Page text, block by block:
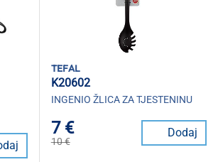
tefal
K20602
INGENIO ŽLICA ZA TJESTENINU
7 €
10 €
Dodaj